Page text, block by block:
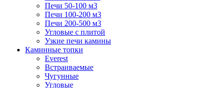
Печи 50-100 м3
Печи 100-200 м3
Печи 200-500 м3
Угловые с плитой
Узкие печи камины
Каминные топки
Everest
Встраиваемые
Чугунные
Угловые